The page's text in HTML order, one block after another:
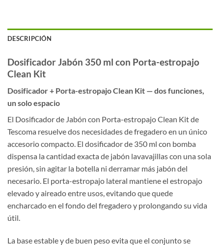
DESCRIPCIÓN
Dosificador Jabón 350 ml con Porta-estropajo
Clean Kit
Dosificador + Porta-estropajo Clean Kit — dos funciones,
un solo espacio
El Dosificador de Jabón con Porta-estropajo Clean Kit de
Tescoma resuelve dos necesidades de fregadero en un único
accesorio compacto. El dosificador de 350 ml con bomba
dispensa la cantidad exacta de jabón lavavajillas con una sola
presión, sin agitar la botella ni derramar más jabón del
necesario. El porta-estropajo lateral mantiene el estropajo
elevado y aireado entre usos, evitando que quede
encharcado en el fondo del fregadero y prolongando su vida
útil.
La base estable y de buen peso evita que el conjunto se